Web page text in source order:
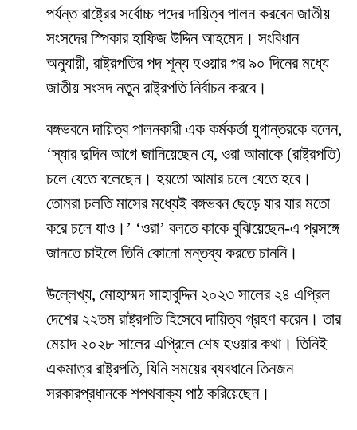
পর্যন্ত রাষ্ট্রের সর্বোচ্চ পদের দায়িত্ব পালন করবেন জাতীয়
সংসদের স্পিকার হাফিজ উদ্দিন আহমেদ। সংবিধান
অনুযায়ী, রাষ্ট্রপতির পদ শূন্য হওয়ার পর ৯০ দিনের মধ্যে
জাতীয় সংসদ নতুন রাষ্ট্রপতি নির্বাচন করবে।
বঙ্গভবনে দায়িত্ব পালনকারী এক কর্মকর্তা যুগান্তরকে বলেন,
‘স্যার দুদিন আগে জানিয়েছেন যে, ওরা আমাকে (রাষ্ট্রপতি)
চলে যেতে বলেছেন। হয়তো আমার চলে যেতে হবে।
তোমরা চলতি মাসের মধ্যেই বঙ্গভবন ছেড়ে যার যার মতো
করে চলে যাও।’ ‘ওরা’ বলতে কাকে বুঝিয়েছেন-এ প্রসঙ্গে
জানতে চাইলে তিনি কোনো মন্তব্য করতে চাননি।
উল্লেখ্য, মোহাম্মদ সাহাবুদ্দিন ২০২৩ সালের ২৪ এপ্রিল
দেশের ২২তম রাষ্ট্রপতি হিসেবে দায়িত্ব গ্রহণ করেন। তার
মেয়াদ ২০২৮ সালের এপ্রিলে শেষ হওয়ার কথা। তিনিই
একমাত্র রাষ্ট্রপতি, যিনি সময়ের ব্যবধানে তিনজন
সরকারপ্রধানকে শপথবাক্য পাঠ করিয়েছেন।